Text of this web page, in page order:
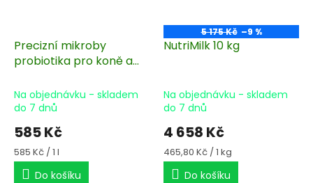
Precizní mikroby
probiotika pro koně a
Na objednávku - skladem
do 7 dnů
585 Kč
Měrná
cena:
585 Kč / 1 l
Do košíku
5 175 Kč –9 %
NutriMilk 10 kg
Na objednávku - skladem
do 7 dnů
4 658 Kč
Měrná
cena:
465,80 Kč / 1 kg
Do košíku